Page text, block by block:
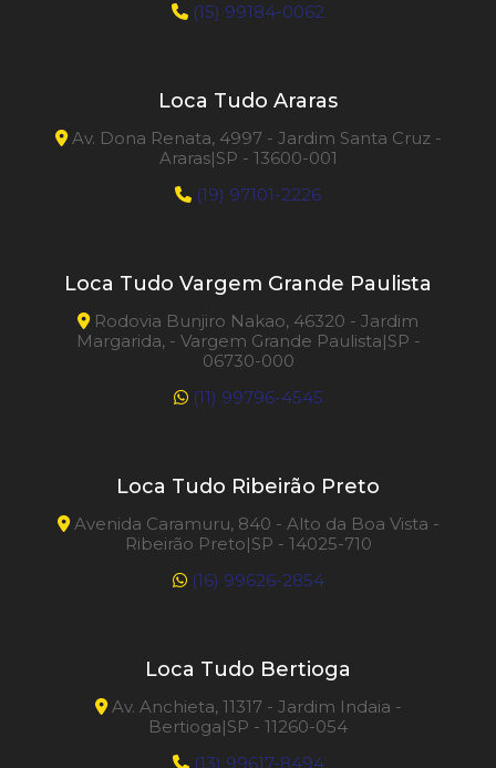
(15) 99184-0062
Loca Tudo Araras
Av. Dona Renata, 4997 - Jardim Santa Cruz -
Araras|SP - 13600-001
(19) 97101-2226
Loca Tudo Vargem Grande Paulista
Rodovia Bunjiro Nakao, 46320 - Jardim
Margarida, - Vargem Grande Paulista|SP -
06730-000
(11) 99796-4545
Loca Tudo Ribeirão Preto
Avenida Caramuru, 840 - Alto da Boa Vista -
Ribeirão Preto|SP - 14025-710
(16) 99626-2854
Loca Tudo Bertioga
Av. Anchieta, 11317 - Jardim Indaia -
Bertioga|SP - 11260-054
(13) 99617-8494